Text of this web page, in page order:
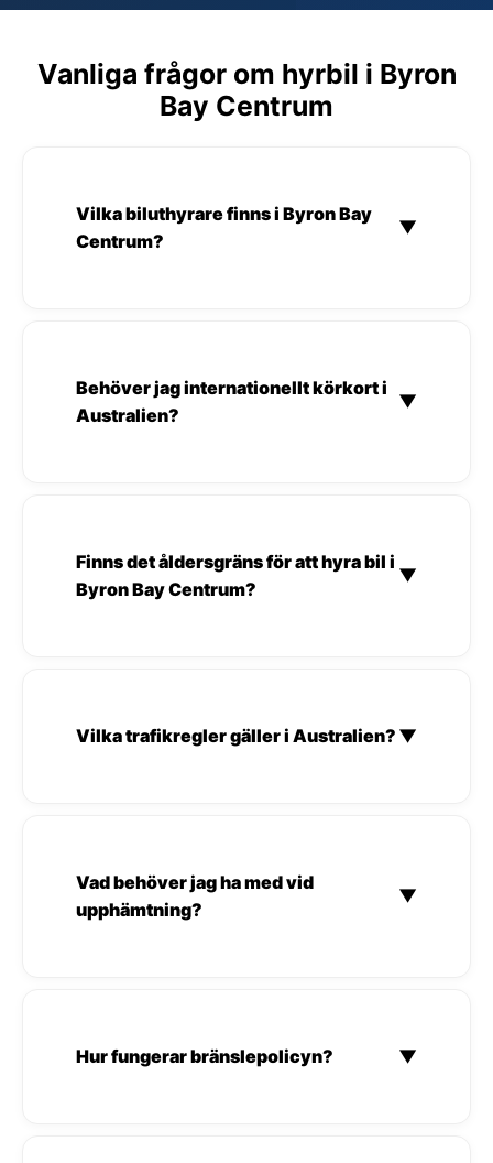
Vanliga frågor om hyrbil i Byron
Bay Centrum
Vilka biluthyrare finns i Byron Bay
Centrum?
▼
Behöver jag internationellt körkort i
Australien?
▼
Finns det åldersgräns för att hyra bil i
Byron Bay Centrum?
▼
Vilka trafikregler gäller i Australien? ▼
Vad behöver jag ha med vid
upphämtning?
▼
Hur fungerar bränslepolicyn? ▼